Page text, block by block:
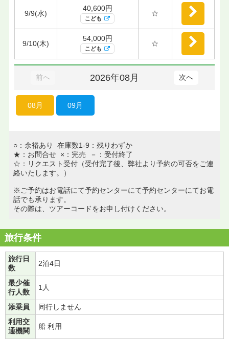
9/9(水)
40,600円
こども
☆
9/10(木)
54,000円
こども
☆
前へ 2026年08月 次へ
08月 09月
○：余裕あり 在庫数1-9：残りわずか
★：お問合せ ×：完売 －：受付終了
☆：リクエスト受付（受付完了後、弊社より予約の可否をご連
絡いたします。）
※ご予約はお電話にて予約センターにて予約センターにてお電
話でも承ります。
その際は、ツアーコードをお申し付けください。
旅行条件
旅行日
数
2泊4日
最少催
行人数
1人
添乗員
同行しません
利用交
通機関
船 利用